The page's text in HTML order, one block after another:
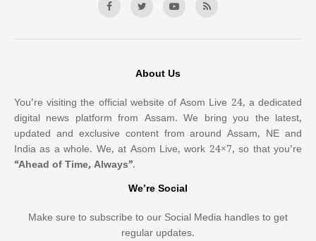
About Us
You’re visiting the official website of Asom Live 24, a dedicated
digital news platform from Assam. We bring you the latest,
updated and exclusive content from around Assam, NE and
India as a whole. We, at Asom Live, work 24×7, so that you’re
“Ahead of Time, Always”.
We’re Social
Make sure to subscribe to our Social Media handles to get
regular updates.